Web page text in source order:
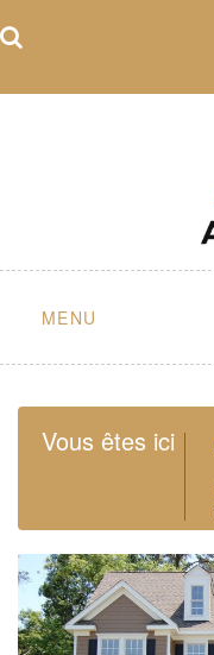
to
MENU
Vous êtes ici